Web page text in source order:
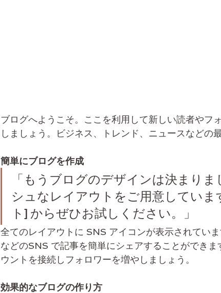
ブログへようこそ。ここを利用して新しい読者やフ
しましょう。ビジネス、トレンド、ニュースなどの
簡単にブログを作成
「もうブログのデザインは決まり
シュなレイアウトをご用意していま
ト] からぜひお試しください。」
全てのレイアウトに SNS アイコンが表示されてい
などのSNS で記事を簡単にシェアすることができ
ウントを接続しフォロワーを増やしましょう。
効果的なブログの作り方